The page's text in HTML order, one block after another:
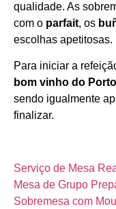
qualidade. As
com o parfait, os
escolhas apetitosas.
Para iniciar a
bom vinho do Porto
sendo igualmente
finalizar.
Serviço de Mesa
Mesa de Grupo
Sobremesa com